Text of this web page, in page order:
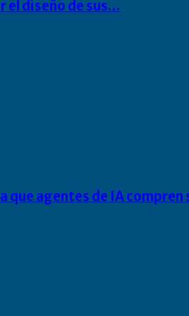
el diseño de sus…
agentes de IA